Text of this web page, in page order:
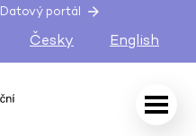
Datový portál
Česky English